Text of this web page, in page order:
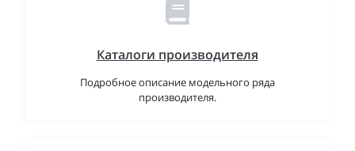
Каталоги производителя
Подробное описание модельного ряда
производителя.